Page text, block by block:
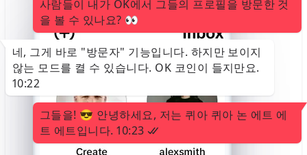
SnapChat 코드764676
Verify +82 10-1234-5678
사람들이 내가 OK에서 그들의 프로필을 방문한 것
을 볼 수 있나요? 👀
네, 그게 바로 "방문자" 기능입니다. 하지만 보이지
않는 모드를 켤 수 있습니다. OK 코인이 들지만요.
10:22
그들을! 😎 안녕하세요, 저는 퀴아 퀴아 논 에트 에
트 에트입니다.10:23